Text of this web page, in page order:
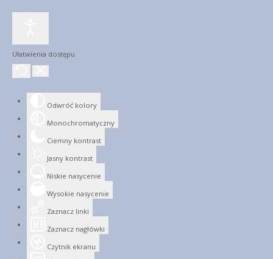
Ułatwienia dostępu
Odwróć kolory
Monochromatyczny
Ciemny kontrast
Jasny kontrast
Niskie nasycenie
Wysokie nasycenie
Zaznacz linki
Zaznacz nagłówki
Czytnik ekranu